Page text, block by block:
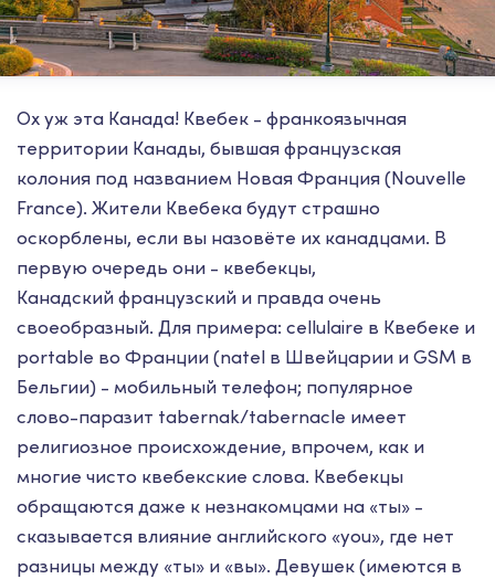
Ох уж эта Канада! Квебек - франкоязычная
территории Канады, бывшая французская
колония под названием Новая Франция (Nouvelle
France). Жители Квебека будут страшно
оскорблены, если вы назовёте их канадцами. В
первую очередь они - квебекцы,
Канадский французский и правда очень
своеобразный. Для примера: cellulaire в Квебеке и
portable во Франции (natel в Швейцарии и GSM в
Бельгии) - мобильный телефон; популярное
слово-паразит tabernak/tabernacle имеет
религиозное происхождение, впрочем, как и
многие чисто квебекские слова. Квебекцы
обращаются даже к незнакомцами на «ты» -
сказывается влияние английского «you», где нет
разницы между «ты» и «вы». Девушек (имеются в